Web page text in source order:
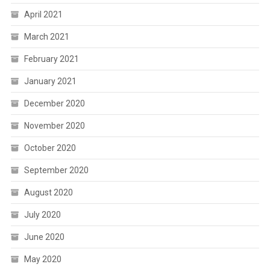
April 2021
March 2021
February 2021
January 2021
December 2020
November 2020
October 2020
September 2020
August 2020
July 2020
June 2020
May 2020